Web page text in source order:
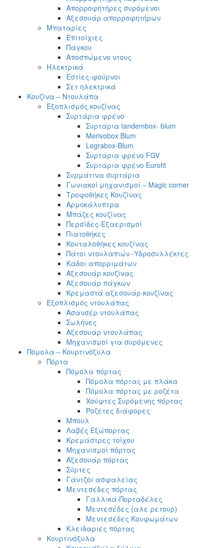
Απορροφητήρες συρόμενοι
Αξεσουάρ απορροφητήρων
Μπαταρίες
Επιτοίχιες
Πάγκου
Αποσπώμενο ντους
Ηλεκτρικά
Εστίες-φούρνοι
Σετ ηλεκτρικά
Κουζίνα – Ντουλάπα
Εξοπλισμός κουζίνας
Συρτάρια φρένο
Συρτάρια tandembox- blum
Merivobox Blum
Legrabox-Blum
Συρτάρια φρένο FGV
Συρτάρια φρένο Eurofit
Συρμάτινα συρτάρια
Γωνιακοί μηχανισμοί – Magic corner
Τροφοθήκες Κουζίνας
Αρμοκάλυπτρα
Μπάζες κουζίνας
Περσίδες-Εξαερισμοί
Πιατοθήκες
Κουταλοθήκες κουζίνας
Πάτοι ντουλαπιών -Υδροσυλλέκτες
Κάδοι απορριμάτων
Αξεσουάρ κουζίνας
Αξεσουάρ πάγκων
Κρεμαστά αξεσουάρ κουζίνας
Εξοπλισμός ντουλάπας
Ασανσέρ ντουλάπας
Σωλήνες
Αξεσουάρ ντουλάπας
Μηχανισμοί για συρόμενες
Πόμολα – Κουρτινόξυλα
Πόρτα
Πόμολα πόρτας
Πόμολα πόρτας με πλάκα
Πόμολα πόρτας με ροζέτα
Χούφτες Συρόμενης πόρτας
Ροζέτες διάφορες
Μπουλ
Λαβές Εξώπορτας
Κρεμάστρες τοίχου
Μηχανισμοί πόρτας
Αξεσουάρ πόρτας
Σύρτες
Γάντζοι ασφαλείας
Μεντεσέδες πόρτας
Γαλλικά-Πορταδέλες
Μεντεσέδες (αλε ρετουρ)
Μεντεσέδες Κουφωμάτων
Κλειδαριές πόρτας
Κουρτινόξυλα